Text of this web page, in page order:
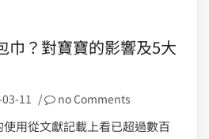
巾？對寶寶的影響及5大
11 / no Comments
用從文獻記載上看已超過數百